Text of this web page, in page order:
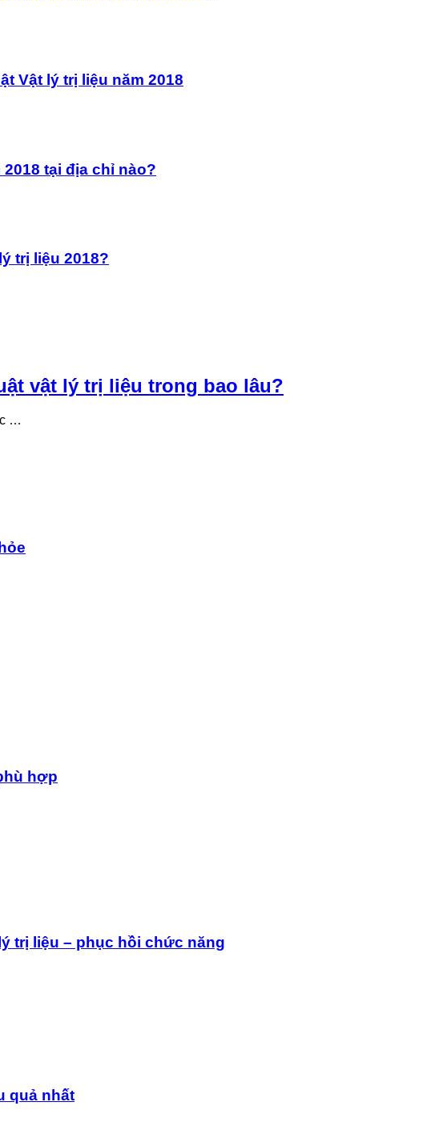
Vật lý trị liệu năm 2018
tại địa chỉ nào?
trị liệu 2018?
vật lý trị liệu trong bao lâu?
…
hợp
trị liệu – phục hồi chức năng
quả nhất